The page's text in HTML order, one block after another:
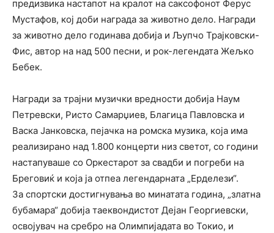
предизвика настапот на кралот на саксофонот Ферус
Мустафов, кој доби награда за животно дело. Награди
за животно дело годинава добија и Љупчо Трајковски-
Фис, автор на над 500 песни, и рок-легендата Жељко
Бебек.
Награди за трајни музички вредности добија Наум
Петревски, Ристо Самарџиев, Благица Павловска и
Васка Јанковска, пејачка на ромска музика, која има
реализирано над 1.800 концерти низ светот, со години
настапуваше со Оркестарот за свадби и погреби на
Бреговиќ и која ја отпеа легендарната „Ерделези“.
За спортски достигнувања во минатата година, „златна
бубамара“ добија таеквондистот Дејан Георгиевски,
освојувач на сребро на Олимпијадата во Токио, и